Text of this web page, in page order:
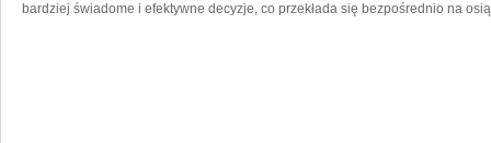
bardziej ⁢świadome ⁤i efektywne decyzje, co przekłada się bezpośrednio na